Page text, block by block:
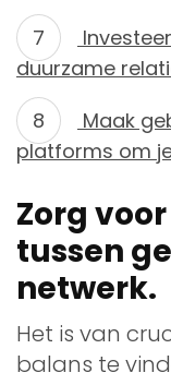
duurzame
Maak
platforms om
Zorg
tussen
netwerk.
Het is van
balans te